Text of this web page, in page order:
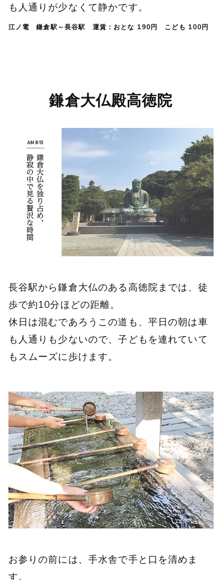
も人通りが少なくて静かです。
江ノ電 鎌倉駅～長谷駅 運賃：おとな 190円 こども 100円
鎌倉大仏殿高徳院
長谷駅から鎌倉大仏のある高徳院までは、徒
歩で約10分ほどの距離。
休日は混むであろうこの道も、平日の朝は車
も人通りも少ないので、子どもを連れていて
もスムーズに歩けます。
お参りの前には、手水舎で手と口を清めま
す。